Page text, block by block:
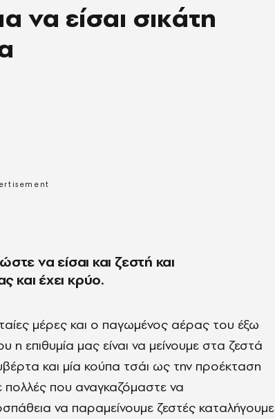
να είσαι σικάτη
να είσαι και ζεστή και
και έχει κρύο.
μέρες και ο παγωμένος αέρας του έξω
η επιθυμία μας είναι να μείνουμε στα ζεστά
και μία κούπα τσάι ως την προέκταση
που αναγκαζόμαστε να
να παραμείνουμε ζεστές καταλήγουμε